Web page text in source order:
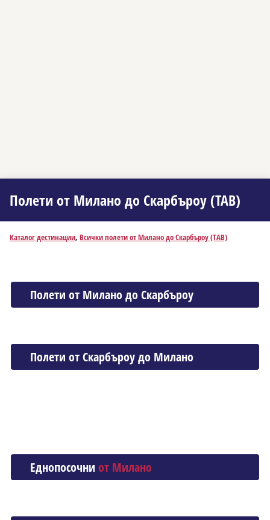
Полети от Миланo до Скарбъроу (TAB)
Каталог дестинации, Всички полети от Миланo до Скарбъроу (TAB)
Полети от Миланo до Скарбъроу
Полети от Скарбъроу до Миланo
Еднопосочни от Миланo